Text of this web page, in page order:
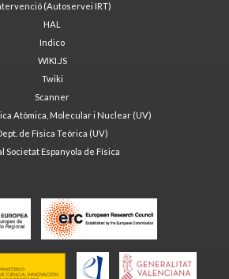
(Autoservei IRT)
HAL
Indico
WIKI.JS
Twiki
Scanner
Atòmica, Molecular i Nuclear (UV)
de Física Teòrica (UV)
Societat Espanyola de Física